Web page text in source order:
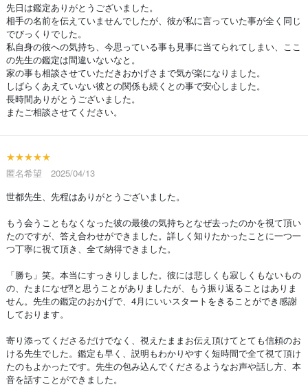
先日は鑑定ありがとうございました。
相手の名前を伝えていませんでしたが、彼が私に言っていた事が全く同じ
でびっくりでした。
私自身の彼への気持ち、今思っている事も見事に当てられてしまい、ここ
の先生の鑑定は間違いないなと。
家の事も相談させていただきおかげさまで気が楽になりました。
しばらくあえていない彼との関係も続くとの事で安心しました。
長時間ありがとうございました。
またご相談させてください。
★★★★★
匿名希望 2025/04/13
世都先生、先程はありがとうございました。
もう会うこともなくなった彼の最後の気持ちとなぜ去ったのかを視て頂い
たのですが、答え合わせができました。詳しく知りたかったことに一つ一
つ丁寧に視て頂き、全て納得できました。
「勝ち」笑。本当にすっきりしました。彼には悲しくも寂しくもないもの
の、たまになぜ⁈と思うことがありましたが、もう振り返ることはありま
せん。先生の鑑定のおかげで、4月にいいスタートをきることができ感謝
しております。
寄り添ってくださるだけでなく、視えたままお伝え頂けてとても信頼のお
ける先生でした。鑑定も早く、説明もわかりやすく短時間で全て視て頂け
たのもよかったです。先生の包み込んでくださるようなお声や話し方、本
音を話すことができました。